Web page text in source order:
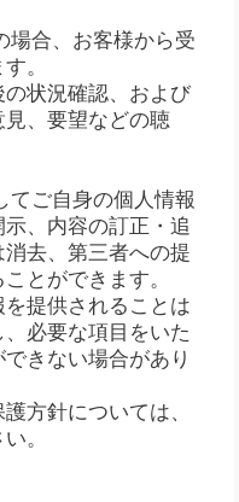
場合、お客様から受
。
の状況確認、および
、要望などの聴
てご自身の個人情報
、内容の訂正・追
去、第三者への提
とができます。
を提供されることは
必要な項目をいた
きない場合があり
方針については、
。